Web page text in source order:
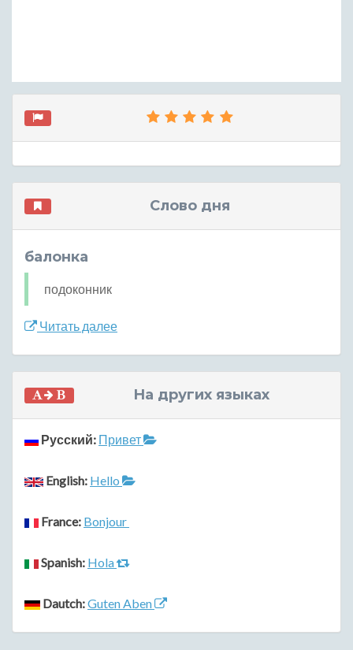
Слово дня
балонка
подоконник
Читать далее
На других языках
Русский: Привет
English: Hello
France: Bonjour
Spanish: Hola
Dautch:Guten Aben